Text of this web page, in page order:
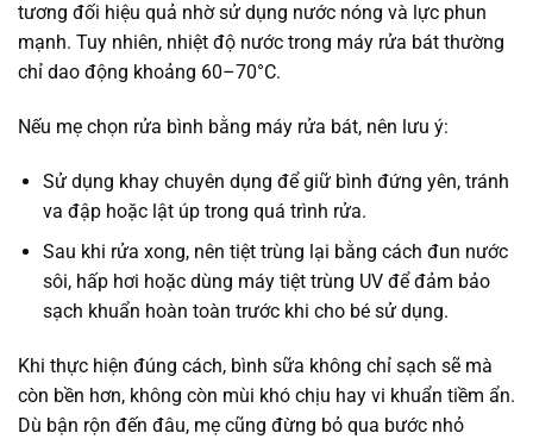
tương đối hiệu quả nhờ sử dụng nước nóng và lực phun
mạnh. Tuy nhiên, nhiệt độ nước trong máy rửa bát thường
chỉ dao động khoảng 60–70°C.
Nếu mẹ chọn rửa bình bằng máy rửa bát, nên lưu ý:
Sử dụng khay chuyên dụng để giữ bình đứng yên, tránh
va đập hoặc lật úp trong quá trình rửa.
Sau khi rửa xong, nên tiệt trùng lại bằng cách đun nước
sôi, hấp hơi hoặc dùng máy tiệt trùng UV để đảm bảo
sạch khuẩn hoàn toàn trước khi cho bé sử dụng.
Khi thực hiện đúng cách, bình sữa không chỉ sạch sẽ mà
còn bền hơn, không còn mùi khó chịu hay vi khuẩn tiềm ẩn.
Dù bận rộn đến đâu, mẹ cũng đừng bỏ qua bước nhỏ